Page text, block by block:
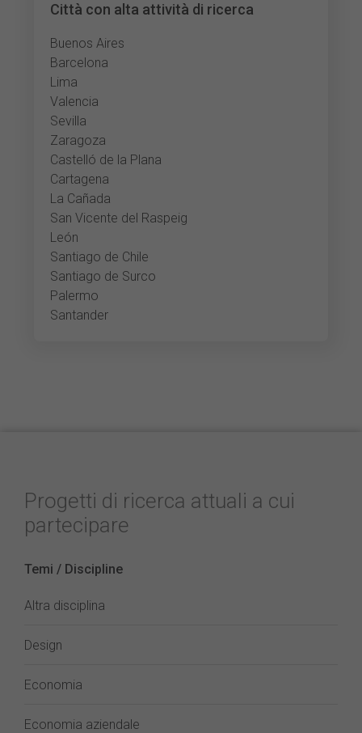
Città con alta attività di ricerca
Buenos Aires
Barcelona
Lima
Valencia
Sevilla
Zaragoza
Castelló de la Plana
Cartagena
La Cañada
San Vicente del Raspeig
León
Santiago de Chile
Santiago de Surco
Palermo
Santander
Progetti di ricerca attuali a cui
partecipare
Temi / Discipline
Altra disciplina
Design
Economia
Economia aziendale